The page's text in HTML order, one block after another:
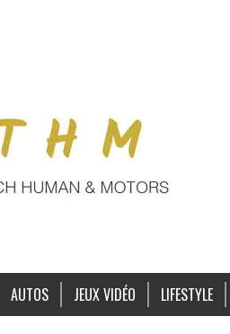
AUTOS JEUX VIDÉO LIFESTYLE